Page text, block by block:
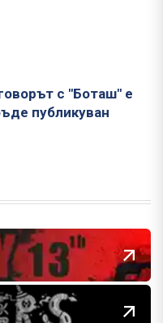
с "Боташ" е
публикуван